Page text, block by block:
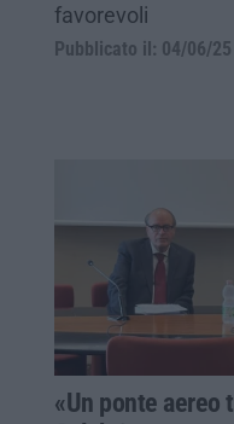
favorevoli
Pubblicato il: 04/06/25
«Un ponte aereo